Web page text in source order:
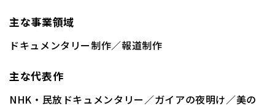
主な事業領域
ドキュメンタリー制作／報道制作
主な代表作
NHK・民放ドキュメンタリー／ガイアの夜明け／美の